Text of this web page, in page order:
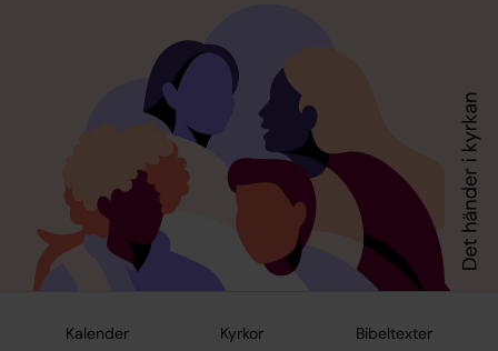
Kalender Kyrkor Bibeltexter